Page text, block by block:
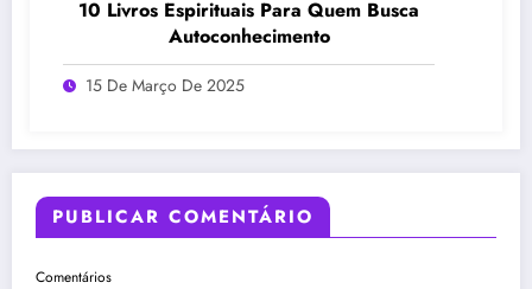
10 Livros Espirituais Para Quem Busca
Autoconhecimento
15 De Março De 2025
PUBLICAR COMENTÁRIO
Comentários